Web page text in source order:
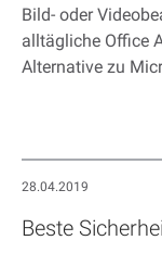
Bild- oder
alltägliche Office
Alternative zu
28.04.2019
Beste